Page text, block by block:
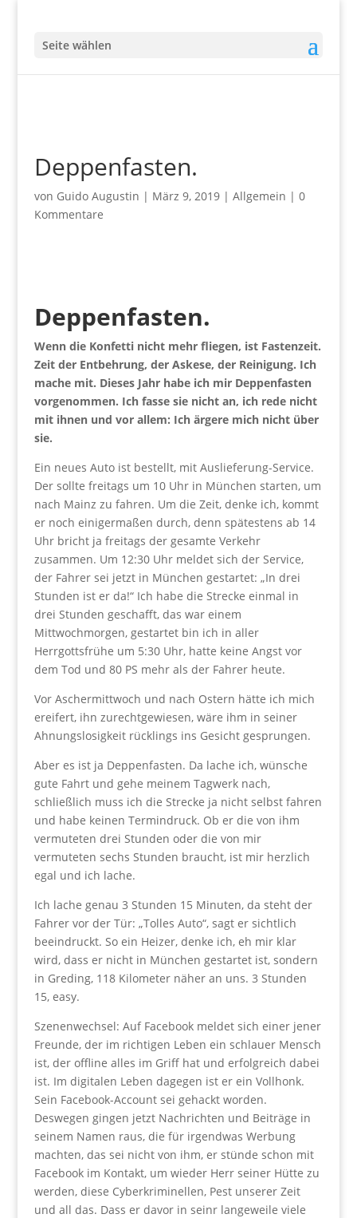
Seite wählen
Deppenfasten.
von Guido Augustin | März 9, 2019| Allgemein | 0
Kommentare
Deppenfasten.
Wenn die Konfetti nicht mehr fliegen, ist Fastenzeit.
Zeit der Entbehrung, der Askese, der Reinigung. Ich
mache mit. Dieses Jahr habe ich mir Deppenfasten
vorgenommen. Ich fasse sie nicht an, ich rede nicht
mit ihnen und vor allem: Ich ärgere mich nicht über
sie.
Ein neues Auto ist bestellt, mit Auslieferung-Service.
Der sollte freitags um 10 Uhr in München starten, um
nach Mainz zu fahren. Um die Zeit, denke ich, kommt
er noch einigermaßen durch, denn spätestens ab 14
Uhr bricht ja freitags der gesamte Verkehr
zusammen. Um 12:30 Uhr meldet sich der Service,
der Fahrer sei jetzt in München gestartet: „In drei
Stunden ist er da!“ Ich habe die Strecke einmal in
drei Stunden geschafft, das war einem
Mittwochmorgen, gestartet bin ich in aller
Herrgottsfrühe um 5:30 Uhr, hatte keine Angst vor
dem Tod und 80 PS mehr als der Fahrer heute.
Vor Aschermittwoch und nach Ostern hätte ich mich
ereifert, ihn zurechtgewiesen, wäre ihm in seiner
Ahnungslosigkeit rücklings ins Gesicht gesprungen.
Aber es ist ja Deppenfasten. Da lache ich, wünsche
gute Fahrt und gehe meinem Tagwerk nach,
schließlich muss ich die Strecke ja nicht selbst fahren
und habe keinen Termindruck. Ob er die von ihm
vermuteten drei Stunden oder die von mir
vermuteten sechs Stunden braucht, ist mir herzlich
egal und ich lache.
Ich lache genau 3 Stunden 15 Minuten, da steht der
Fahrer vor der Tür: „Tolles Auto“, sagt er sichtlich
beeindruckt. So ein Heizer, denke ich, eh mir klar
wird, dass er nicht in München gestartet ist, sondern
in Greding, 118 Kilometer näher an uns. 3 Stunden
15, easy.
Szenenwechsel: Auf Facebook meldet sich einer jener
Freunde, der im richtigen Leben ein schlauer Mensch
ist, der offline alles im Griff hat und erfolgreich dabei
ist. Im digitalen Leben dagegen ist er ein Vollhonk.
Sein Facebook-Account sei gehackt worden.
Deswegen gingen jetzt Nachrichten und Beiträge in
seinem Namen raus, die für irgendwas Werbung
machten, das sei nicht von ihm, er stünde schon mit
Facebook im Kontakt, um wieder Herr seiner Hütte zu
werden, diese Cyberkriminellen, Pest unserer Zeit
und all das. Dass er davor in seinr langeweile viele